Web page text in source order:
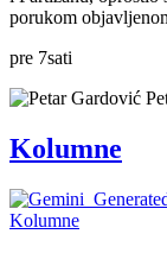
porukom
pre 7sati
Kolumne
Kolumne